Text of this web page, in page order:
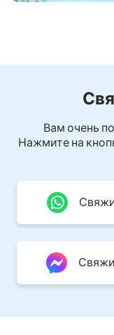
Что же вы так
Ранее об этом
Так для кого ж
В Бога-
Всемогущий!
И сожаление
Как Богу вам
Разве Его слово
Вам очень
Нажмите на